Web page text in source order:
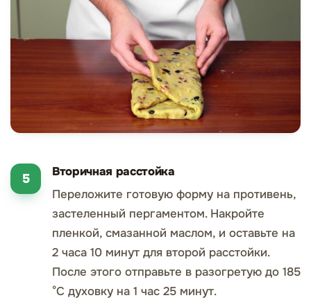
Вторичная расстойка
Переложите готовую форму на противень,
застеленный пергаментом. Накройте
пленкой, смазанной маслом, и оставьте на
2 часа 10 минут для второй расстойки.
После этого отправьте в разогретую до 185
°C духовку на 1 час 25 минут.